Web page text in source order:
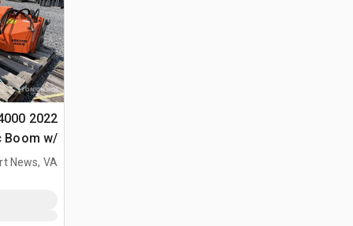
Boom w/
CS510
News, VA